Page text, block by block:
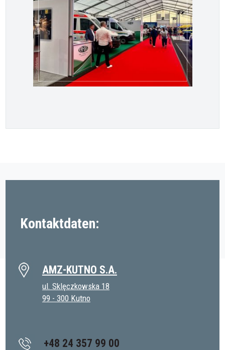
Kontaktdaten:
AMZ-KUTNO S.A.
ul. Sklęczkowska 18
99 - 300 Kutno
+48 24 357 99 00